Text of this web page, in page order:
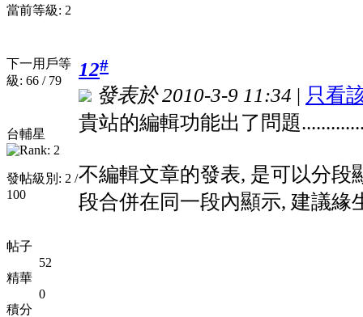
當前等級: 2
下一用戶等
級: 66 / 79
台輔星
發帖級別: 2 /
100
帖子
52
精華
0
積分
12#
發表於 2010-3-9 11:34 | 只看
貴站的編輯功能出了問題
不編輯文章的發表, 是可以分段
段合併在同一段內顯示, 建議緣